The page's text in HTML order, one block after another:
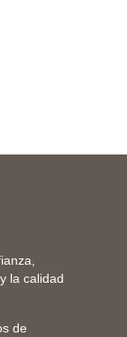
la calidad
de